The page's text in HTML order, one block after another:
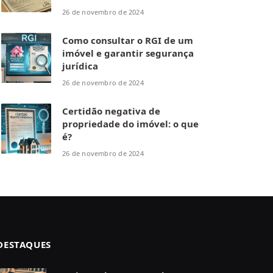
26 de novembro de 2024
Como consultar o RGI de um
imóvel e garantir segurança
jurídica
26 de novembro de 2024
Certidão negativa de
propriedade do imóvel: o que
é?
26 de novembro de 2024